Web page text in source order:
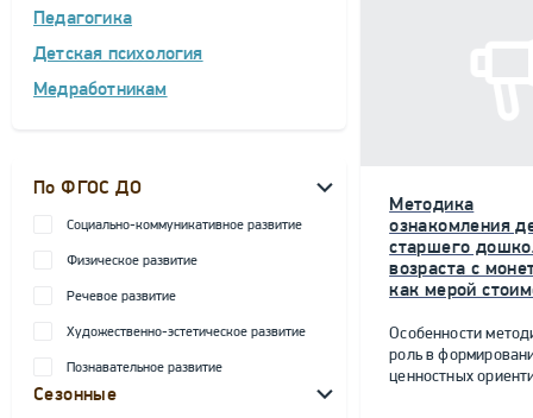
Педагогика
Детская психология
Медработникам
По ФГОС ДО
Социально-коммуникативное развитие
Физическое развитие
Речевое развитие
Художественно-эстетическое развитие
Познавательное развитие
Сезонные
Методика
ознакомления
старшего
возраста с
как мерой
Особенности
роль в
ценностных